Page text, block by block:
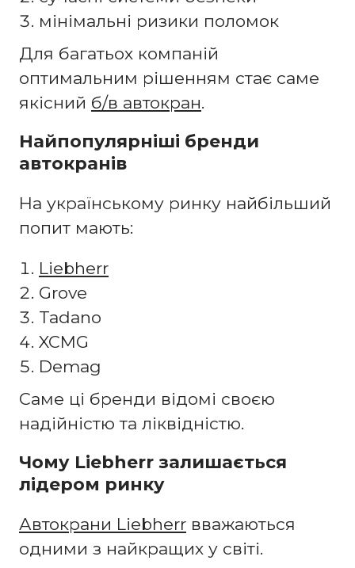
мінімальні ризики поломок
Для багатьох компаній
оптимальним рішенням стає саме
якісний б/в автокран.
Найпопулярніші бренди
автокранів
На українському ринку найбільший
попит мають:
Liebherr
Grove
Tadano
XCMG
Demag
Саме ці бренди відомі своєю
надійністю та ліквідністю.
Чому Liebherr залишається
лідером ринку
Автокрани Liebherr вважаються
одними з найкращих у світі.